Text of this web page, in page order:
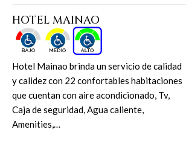
HOTEL MAINAO
Hotel Mainao brinda un servicio de calidad
y calidez con 22 confortables habitaciones
que cuentan con aire acondicionado, Tv,
Caja de seguridad, Agua caliente,
Amenities,…